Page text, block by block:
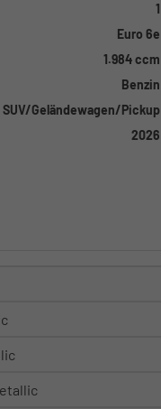
1
Euro 6e
1.984 ccm
Benzin
SUV/Geländewagen/Pickup
2026